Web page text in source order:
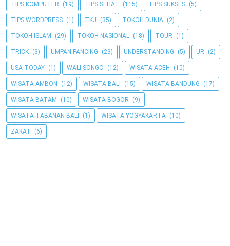
TIPS KOMPUTER (19) TIPS SEHAT (115) TIPS SUKSES (5)
TIPS WORDPRESS (1) TKJ (35) TOKOH DUNIA (2)
TOKOH ISLAM (29) TOKOH NASIONAL (18) TOUR (1)
TRICK (3) UMPAN PANCING (23) UNDERSTANDING (5) UR (2)
USA TODAY (1) WALI SONGO (12) WISATA ACEH (10)
WISATA AMBON (12) WISATA BALI (15) WISATA BANDUNG (17)
WISATA BATAM (10) WISATA BOGOR (9)
WISATA TABANAN BALI (1) WISATA YOGYAKARTA (10)
ZAKAT (6)